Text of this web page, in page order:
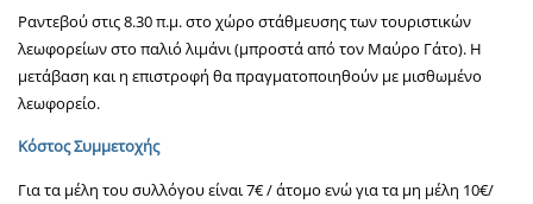
Ραντεβού στις 8.30 π.μ. στο χώρο στάθμευσης των τουριστικών
λεωφορείων στο παλιό λιμάνι (μπροστά από τον Μαύρο Γάτο). Η
μετάβαση και η επιστροφή θα πραγματοποιηθούν με μισθωμένο
λεωφορείο.
Κόστος Συμμετοχής
Για τα μέλη του συλλόγου είναι 7€ / άτομο ενώ για τα μη μέλη 10€/